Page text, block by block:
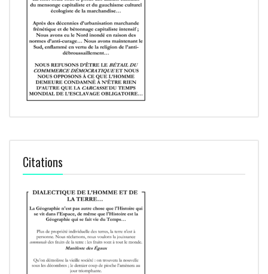
Citations